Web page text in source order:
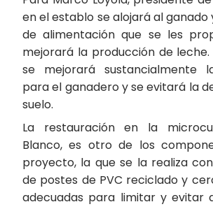
en el establo se alojará al ganado
de alimentación que se les
mejorará la producción de
se mejorará sustancialmente
para el ganadero y se evitará la
suelo.
La restauración en la
Blanco, es otro de los
proyecto, la que se la realiza
de postes de PVC reciclado y
adecuadas para limitar y evitar